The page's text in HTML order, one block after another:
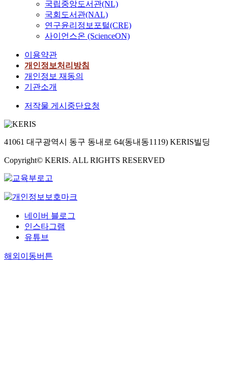
국립중앙도서관(NL)
국회도서관(NAL)
연구윤리정보포털(CRE)
사이언스온 (ScienceON)
이용약관
개인정보처리방침
개인정보 재동의
기관소개
저작물 게시중단요청
41061 대구광역시 동구 동내로 64(동내동1119) KERIS빌딩
Copyright© KERIS. ALL RIGHTS RESERVED
네이버 블로그
인스타그램
유튜브
해외이동버튼